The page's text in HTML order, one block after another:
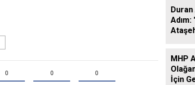
0 0 0
Adım:
MHP
İçin